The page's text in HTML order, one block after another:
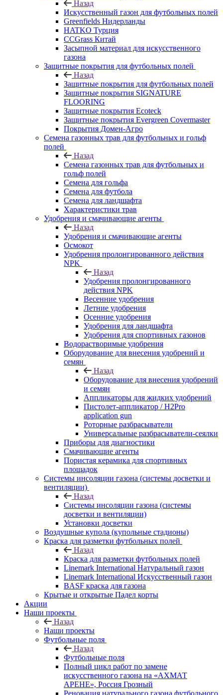
Назад
Искусственный газон для футбольных полей
Greenfields Нидерланды
HATKO Турция
CCGrass Китай
Засыпной материал для искусственного
газона
Защитные покрытия для футбольных полей
Назад
Защитные покрытия для футбольных полей
Защитные покрытия SIGNATURE
FLOORING
Защитные покрытия Ecoteck
Защитные покрытия Evergreen Covermaster
Покрытия Домен-Агро
Семена газонных трав для футбольных и гольф
полей
Назад
Семена газонных трав для футбольных и
гольф полей
Семена для гольфа
Семена для футбола
Семена для ландшафта
Характеристики трав
Удобрения и смачивающие агенты
Назад
Удобрения и смачивающие агенты
Осмокот
Удобрения пролонгированного действия
NPK
Назад
Удобрения пролонгированного
действия NPK
Весенние удобрения
Летние удобрения
Осенние удобрения
Удобрения для ландшафта
Удобрения для спортивных газонов
Водорастворимые удобрения
Оборудование для внесения удобрений и
семян
Назад
Оборудование для внесения удобрений
и семян
Аппликаторы для жидких удобрений
Пистолет-аппликатор / H2Pro
application gun
Роторные разбрасыватели
Универсальные разбрасыватели-сеялки
Приборы для диагностики
Смачивающие агенты
Пористая керамика для спортивных
площадок
Системы инсоляции газона (системы досветки и
вентиляции)
Назад
Системы инсоляции газона (системы
досветки и вентиляции)
Установки досветки
Воздушные купола (купольные стадионы)
Краска для разметки футбольных полей
Назад
Краска для разметки футбольных полей
Linemark International Натуральный газон
Linemark International Искусственный газон
BASF краска для газона
Крытые и открытые Падел корты
Акции
Наши проекты
Назад
Наши проекты
Футбольные поля
Назад
Футбольные поля
Полный цикл работ по замене
искусственного газона на «АХМАТ
АРЕНЕ», Россия Грозный
Реновация натурального газона футбольного